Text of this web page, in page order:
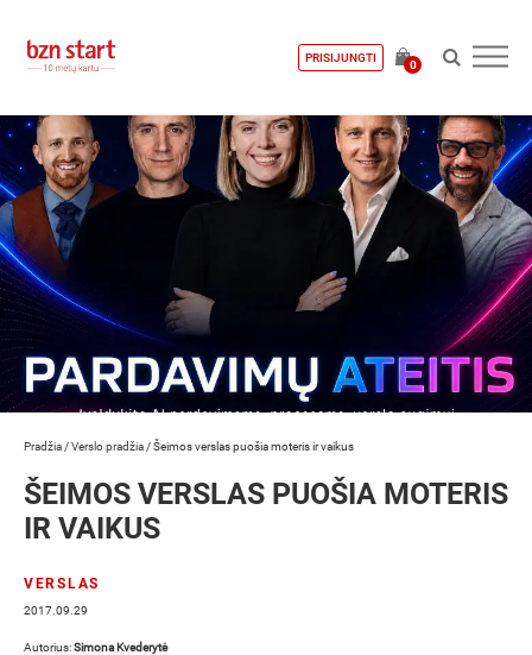
PRISIJUNGTI
0
Pradžia /Verslo pradžia /Šeimos verslas puošia moteris ir vaikus
ŠEIMOS VERSLAS PUOŠIA MOTERIS
IR VAIKUS
VERSLAS
2017.09.29
Autorius:Simona Kvederytė